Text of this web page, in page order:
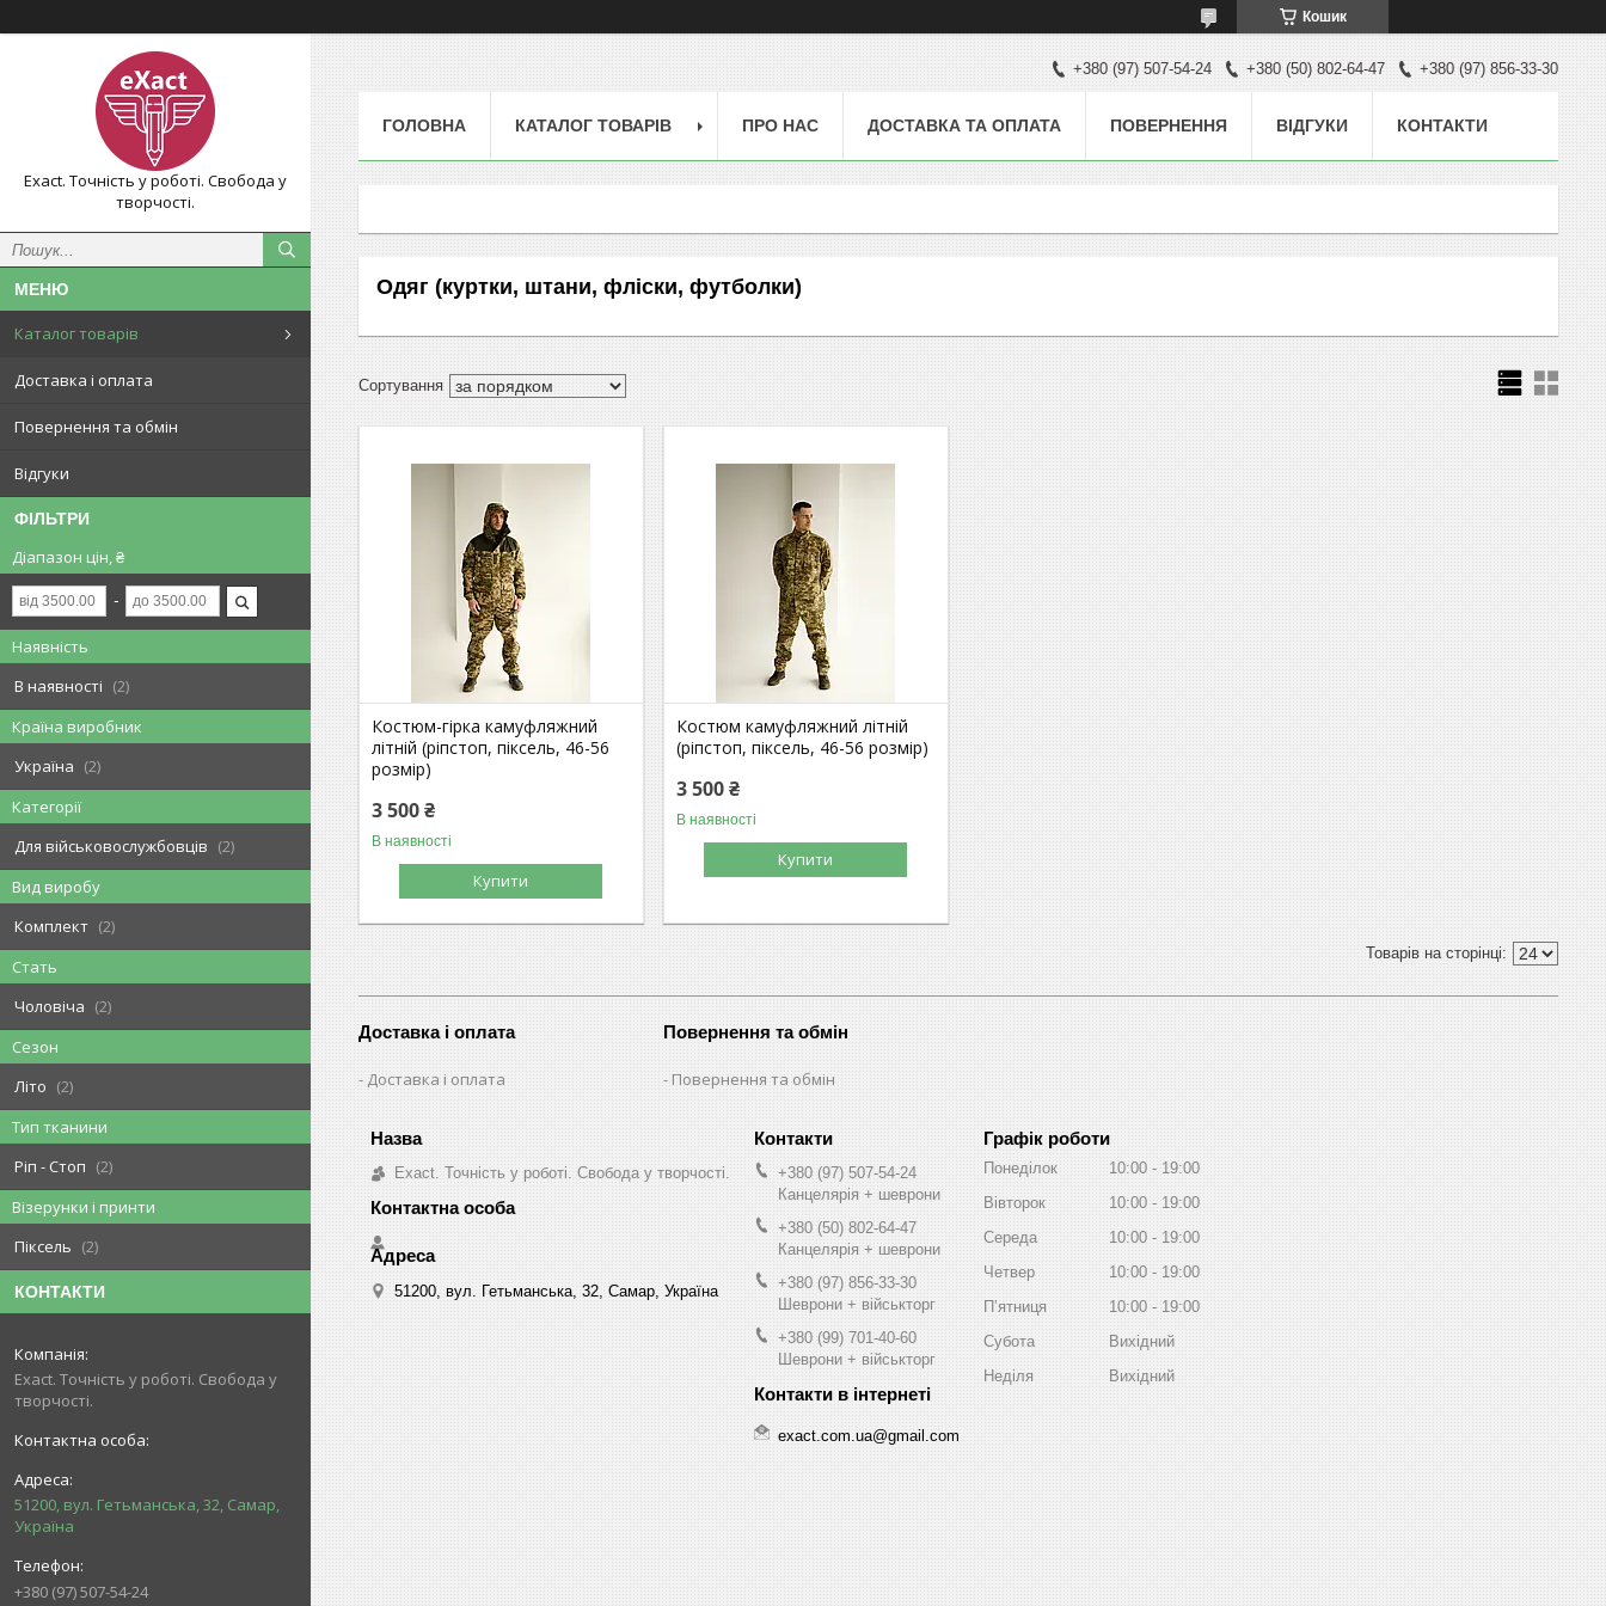
Кошик
Exact. Точність у роботі. Свобода у
творчості.
Каталог товарів
Доставка і оплата
Повернення та обмін
Відгуки
ФІЛЬТРИ
Діапазон цін, ₴
Наявність
В наявності
2
Країна виробник
Україна
2
Категорії
Для військовослужбовців
2
Вид виробу
Комплект
2
Стать
Чоловіча
2
Сезон
Літо
2
Тип тканини
Ріп - Стоп
2
Візерунки і принти
Піксель
2
КОНТАКТИ
Exact. Точність у роботі. Свобода у
творчості.
51200, вул. Гетьманська, 32, Самар,
Україна
+380 (97) 507-54-24
+380 (97) 507-54-24 +380 (50) 802-64-47 +380 (97) 856-33-30
ГОЛОВНА КАТАЛОГ ТОВАРІВ ПРО НАС ДОСТАВКА ТА ОПЛАТА ПОВЕРНЕННЯ ВІДГУКИ КОНТАКТИ
Одяг (куртки, штани, фліски, футболки)
Костюм-гірка камуфляжний
літній (ріпстоп, піксель, 46-56
розмір)
3 500 ₴
В наявності
Купити
Костюм камуфляжний літній
(ріпстоп, піксель, 46-56 розмір)
3 500 ₴
В наявності
Купити
Доставка і оплата
Доставка і оплата
Повернення та обмін
Повернення та обмін
Exact. Точність у роботі. Свобода у творчості.
51200, вул. Гетьманська, 32, Самар, Україна
+380 (97) 507-54-24
Канцелярія + шеврони
+380 (50) 802-64-47
Канцелярія + шеврони
+380 (97) 856-33-30
Шеврони + військторг
+380 (99) 701-40-60
Шеврони + військторг
exact.com.ua@gmail.com
Графік роботи
Понеділок 10:00
19:00
Вівторок
10:00
19:00
Середа
10:00
19:00
Четвер
10:00
19:00
Пʼятниця
10:00
19:00
Субота
Вихідний
Неділя
Вихідний